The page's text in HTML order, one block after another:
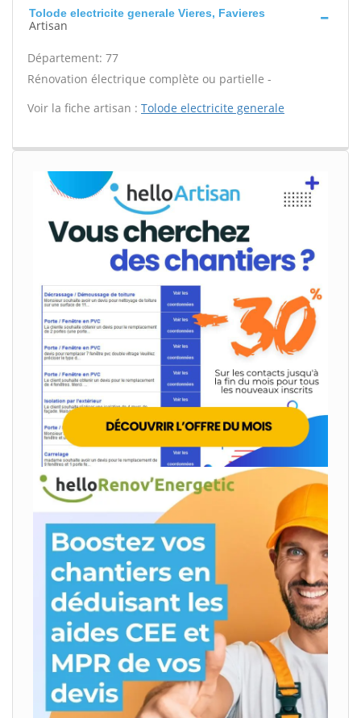
Tolode electricite generale Vieres, Favieres
Artisan
Département: 77
Rénovation électrique complète ou partielle -
Voir la fiche artisan : Tolode electricite generale